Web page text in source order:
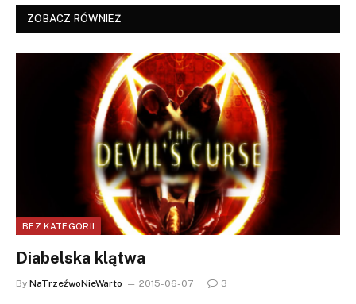
ZOBACZ RÓWNIEŻ
BEZ KATEGORII
Diabelska klątwa
By NaTrzeźwoNieWarto 2015-06-07 3